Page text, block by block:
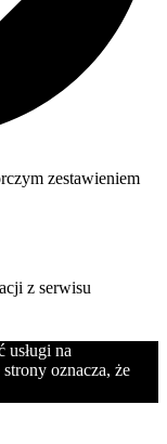
zestawieniem
z serwisu
usługi na
oznacza, że